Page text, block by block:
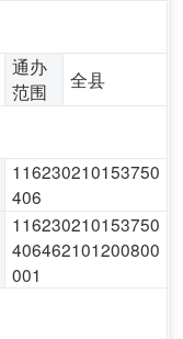
通办
范围
全县
116230210153750
406
116230210153750
406462101200800
001